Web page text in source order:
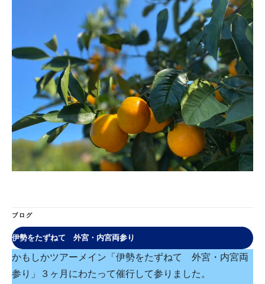
ブログ
伊勢をたずねて 外宮・内宮両参り
かもしかツアーメイン「伊勢をたずねて 外宮・内宮両
参り」３ヶ月にわたって催行して参りました。